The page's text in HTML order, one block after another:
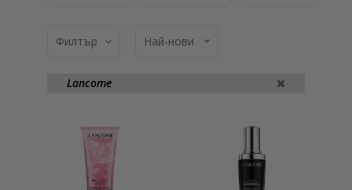
Филтър Най-нови
Lancome